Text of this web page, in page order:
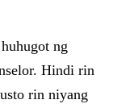
ng
Hindi rin
rin niyang